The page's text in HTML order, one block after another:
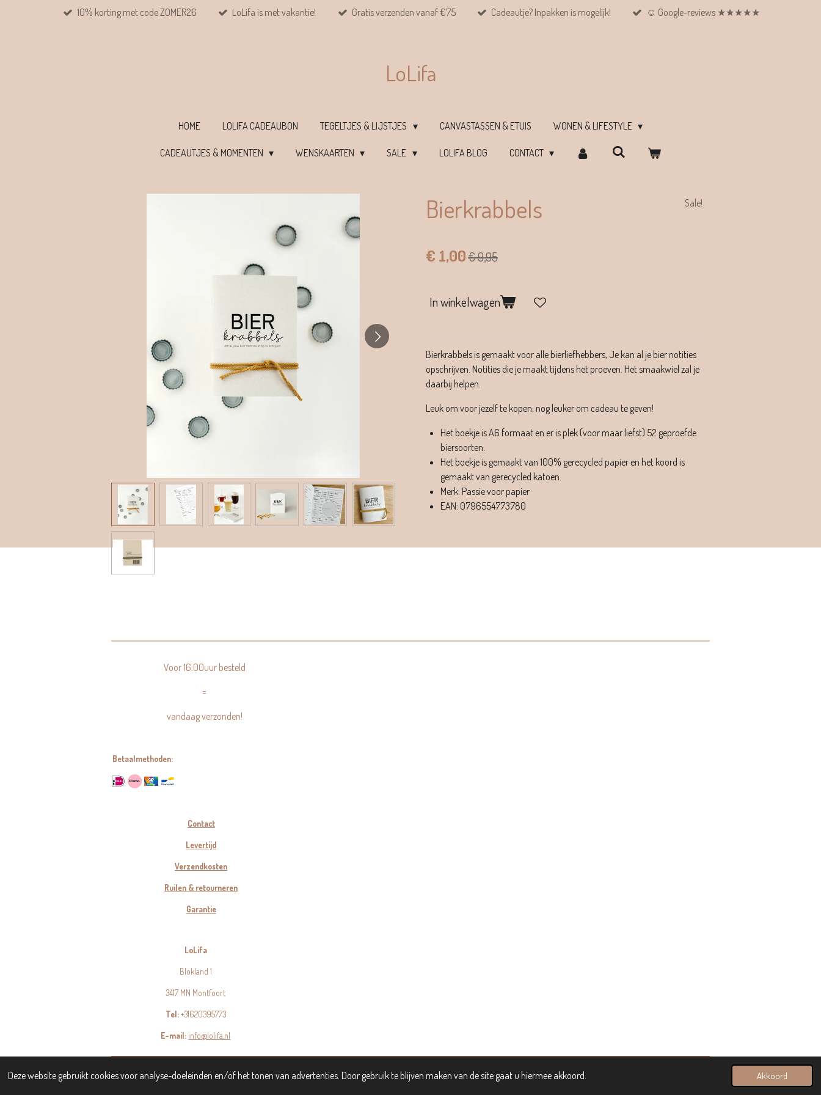
Deze website gebruikt cookies voor analyse-doeleinden en/of het tonen van advertenties. Door gebruik te blijven maken van de site gaat u hiermee akkoord. Akkoord
10% korting met code ZOMER26 LoLifa is met vakantie! Gratis verzenden vanaf €75 Cadeautje? Inpakken is mogelijk! ☺︎ Google-reviews ★★★★★
LoLifa
HOME LOLIFA CADEAUBON TEGELTJES & LIJSTJES CANVASTASSEN & ETUIS WONEN & LIFESTYLE
CADEAUTJES & MOMENTEN WENSKAARTEN SALE LOLIFA BLOG CONTACT
Bierkrabbels Sale!
€ 1,00€ 9,95
In winkelwagen
Bierkrabbels is gemaakt voor alle bierliefhebbers, Je kan al je bier notities
opschrijven. Notities die je maakt tijdens het proeven. Het smaakwiel zal je
daarbij helpen.
Leuk om voor jezelf te kopen, nog leuker om cadeau te geven!
Het boekje is A6 formaat en er is plek (voor maar liefst) 52 geproefde
biersoorten.
Het boekje is gemaakt van 100% gerecycled papier en het koord is
gemaakt van gerecycled katoen.
Merk: Passie voor papier
EAN: 0796554773780
Voor 16:00uur besteld
=
vandaag verzonden!
Betaalmethoden:
Contact
Levertijd
Verzendkosten
Ruilen & retourneren
Garantie
LoLifa
Blokland 1
3417 MN Montfoort
Tel:+31620395773
E-mail:info@lolifa.nl
© 2023 - 2026 LoLifa